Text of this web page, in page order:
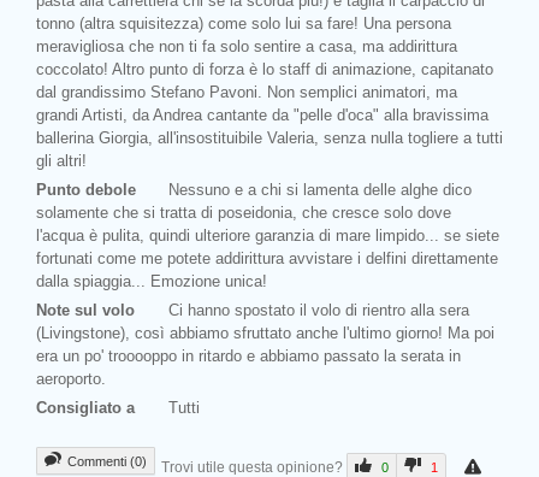
tonno (altra squisitezza) come solo lui sa fare! Una persona
meravigliosa che non ti fa solo sentire a casa, ma addirittura
coccolato! Altro punto di forza è lo staff di animazione, capitanato
dal grandissimo Stefano Pavoni. Non semplici animatori, ma
grandi Artisti, da Andrea cantante da "pelle d'oca" alla bravissima
ballerina Giorgia, all'insostituibile Valeria, senza nulla togliere a tutti
gli altri!
Punto debole
Nessuno e a chi si lamenta delle alghe dico
solamente che si tratta di poseidonia, che cresce solo dove
l'acqua è pulita, quindi ulteriore garanzia di mare limpido... se siete
fortunati come me potete addirittura avvistare i delfini direttamente
dalla spiaggia... Emozione unica!
Note sul volo
Ci hanno spostato il volo di rientro alla sera
(Livingstone), così abbiamo sfruttato anche l'ultimo giorno! Ma poi
era un po' trooooppo in ritardo e abbiamo passato la serata in
aeroporto.
Consigliato a
Tutti
Commenti (0) Trovi utile questa opinione? 0 1